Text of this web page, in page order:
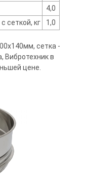
4,0
сеткой, кг
1,0
сетка -
Вибротехник в
цене.